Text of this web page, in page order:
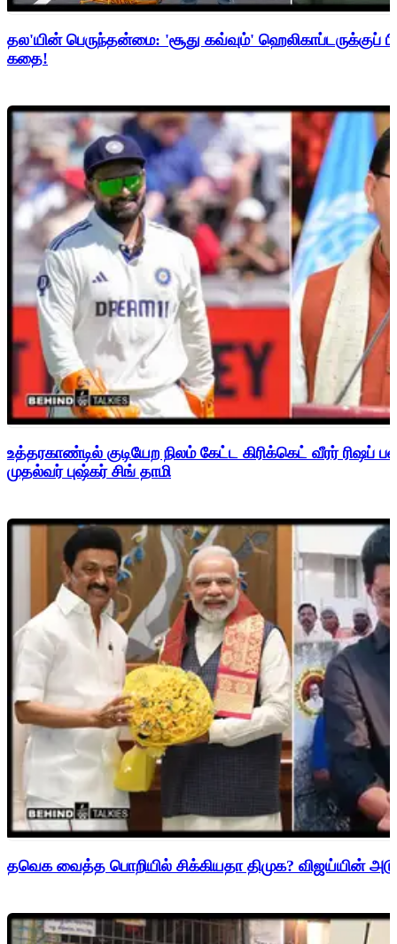
தல'யின் பெருந்தன்மை: 'சூது கவ்வும்' ஹெலிகாப்டருக்குப்
கதை!
உத்தரகாண்டில் குடியேற நிலம் கேட்ட கிரிக்கெட் வீரர்
முதல்வர் புஷ்கர் சிங் தாமி
தவெக வைத்த பொறியில் சிக்கியதா திமுக? விஜய்யின்